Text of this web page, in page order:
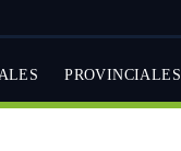
PROVINCIALES